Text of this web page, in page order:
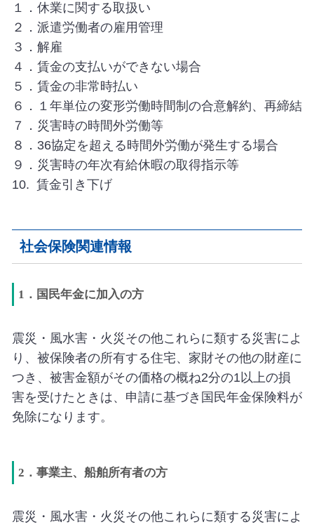
１．休業に関する取扱い
２．派遣労働者の雇用管理
３．解雇
４．賃金の支払いができない場合
５．賃金の非常時払い
６．１年単位の変形労働時間制の合意解約、再締結
７．災害時の時間外労働等
８．36協定を超える時間外労働が発生する場合
９．災害時の年次有給休暇の取得指示等
10. 賃金引き下げ
社会保険関連情報
1．国民年金に加入の方
震災・風水害・火災その他これらに類する災害によ
り、被保険者の所有する住宅、家財その他の財産に
つき、被害金額がその価格の概ね2分の1以上の損
害を受けたときは、申請に基づき国民年金保険料が
免除になります。
2．事業主、船舶所有者の方
震災・風水害・火災その他これらに類する災害によ